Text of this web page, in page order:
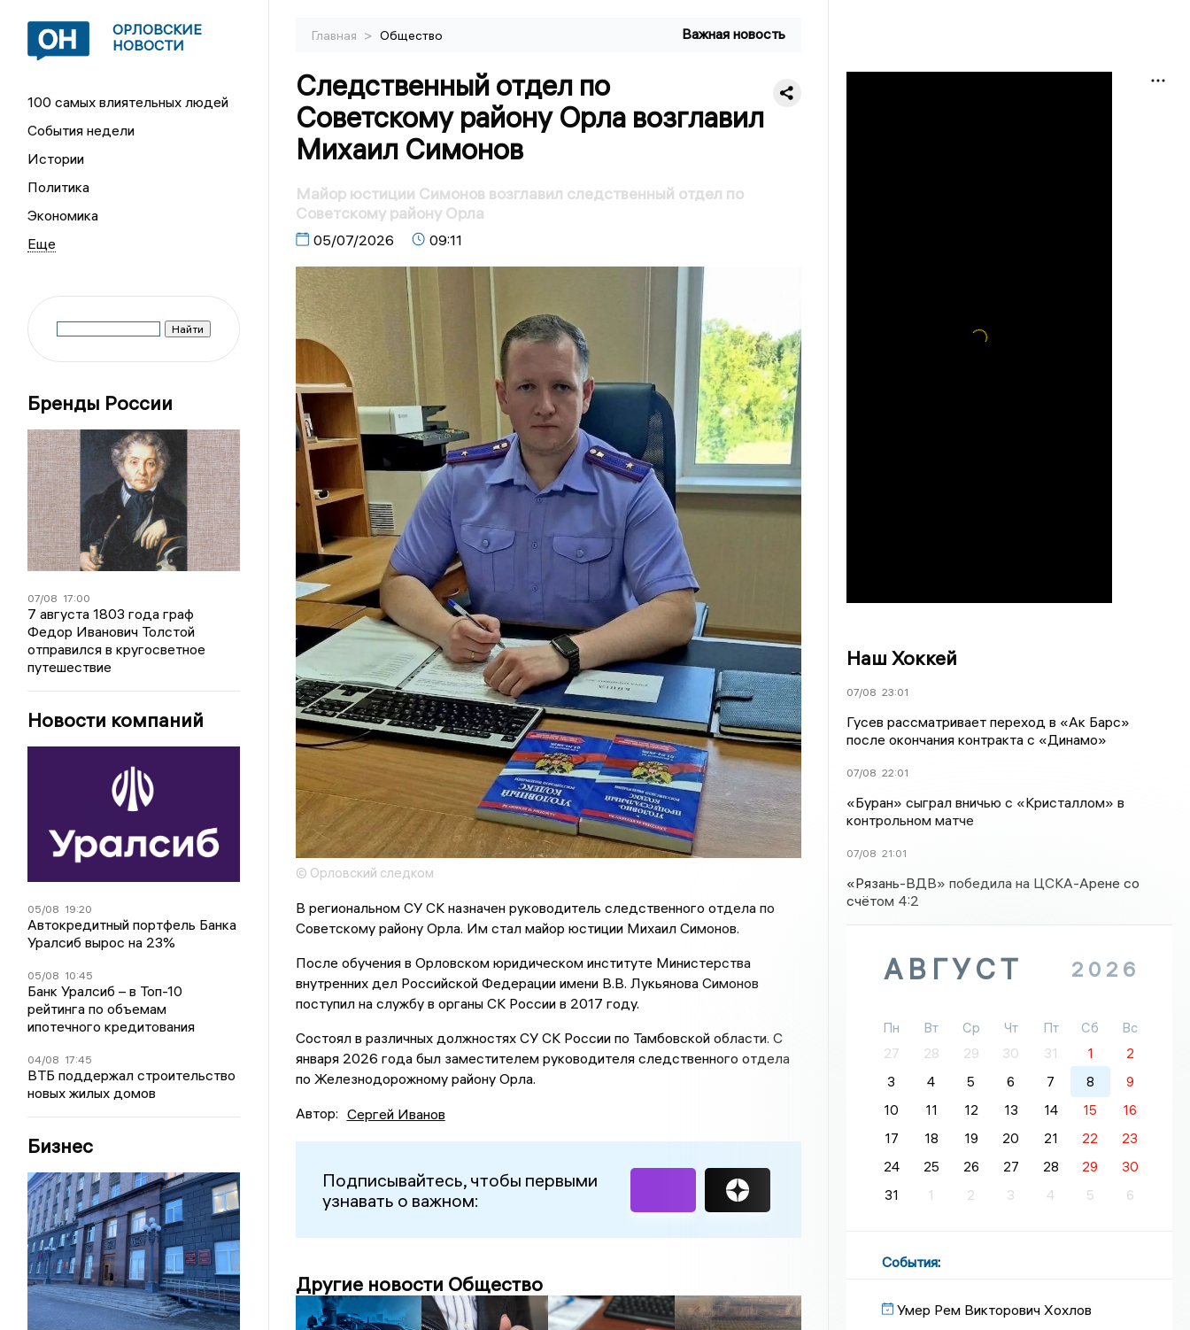
ОРЛОВСКИЕ
НОВОСТИ
100 самых влиятельных людей
События недели
Истории
Политика
Экономика
Бренды России
07/08 17:00
7 августа 1803 года граф
Федор Иванович Толстой
отправился в кругосветное
путешествие
Новости компаний
05/08 19:20
Автокредитный портфель Банка
Уралсиб вырос на 23%
05/08 10:45
Банк Уралсиб – в Топ-10
рейтинга по объемам
ипотечного кредитования
04/08 17:45
ВТБ поддержал строительство
новых жилых домов
Бизнес
Главная > Общество Важная новость
Следственный отдел по
Советскому району Орла возглавил
Михаил Симонов
Майор юстиции Симонов возглавил следственный отдел по
Советскому району Орла
05/07/2026 09:11
© Орловский следком
В региональном СУ СК назначен руководитель следственного отдела по
Советскому району Орла. Им стал майор юстиции Михаил Симонов.
После обучения в Орловском юридическом институте Министерства
внутренних дел Российской Федерации имени В.В. Лукьянова Симонов
поступил на службу в органы СК России в 2017 году.
Состоял в различных должностях СУ СК России по Тамбовской области. С
января 2026 года был заместителем руководителя следственного отдела
по Железнодорожному району Орла.
Автор: Сергей Иванов
Подписывайтесь, чтобы первыми
узнавать о важном:
Другие новости Общество
Наш Хоккей
07/08 23:01
Гусев рассматривает переход в «Ак Барс»
после окончания контракта с «Динамо»
07/08 22:01
«Буран» сыграл вничью с «Кристаллом» в
контрольном матче
07/08 21:01
«Рязань-ВДВ» победила на ЦСКА-Арене со
счётом 4:2
АВГУСТ 2026
Пн Вт Ср Чт Пт Сб
Вс
27
28 29 30 31 1
2
3
4 5 6 7 8
9
10
11 12 13 14 15
16
17
18 19 20 21 22
23
24
25 26 27 28 29
30
31
1 2 3 4 5 6
События:
Умер Рем Викторович Хохлов